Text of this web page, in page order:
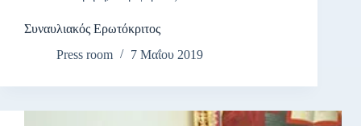
Συναυλιακός Ερωτόκριτος
Press room
7 Μαΐου 2019